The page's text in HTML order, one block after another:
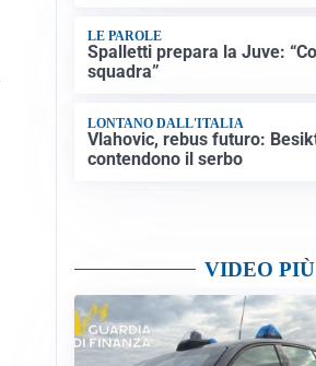
LE PAROLE
Spalletti prepara la Juve:
squadra”
LONTANO DALL'ITALIA
Vlahovic, rebus futuro:
contendono il serbo
VIDEO